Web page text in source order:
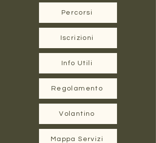
Percorsi
Iscrizioni
Info Utili
Regolamento
Volantino
Mappa Servizi